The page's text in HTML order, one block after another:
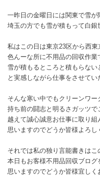
一昨日の金曜日には関東で雪が
埼玉の方でも雪が積もって白銀
私はこの日は東京23区から西
色んーな所に不用品の回収作
雪が積もるところと積もらない
と実感しながら仕事をさせて
そんな寒い中でもクリーンワー
持ち前の闘志と明るさガッツで
越えて誠心誠意お仕事に取り組
思いますのでどうか皆様よろ
それでは私の独り言能書きは
本日もお客様不用品回収ブログ
思いますのでどうか皆様宜し